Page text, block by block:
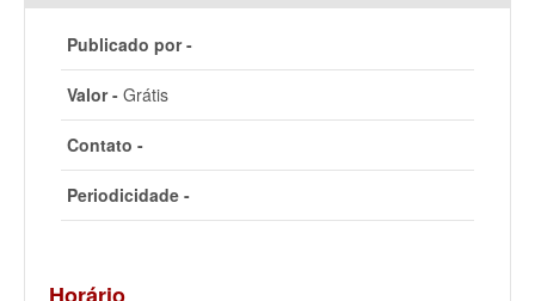
Publicado por -
Valor - Grátis
Contato -
Periodicidade -